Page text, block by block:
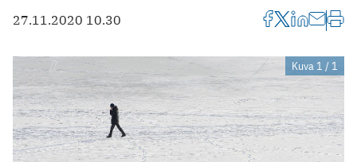
27.11.2020 10.30
Kuva 1 / 1